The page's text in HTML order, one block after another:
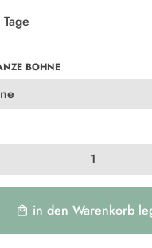
BOHNE
local_mall in den Warenkorb